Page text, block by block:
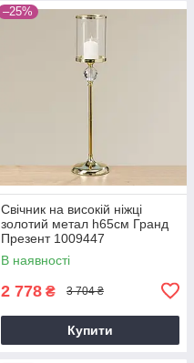
–25%
Свічник на високій ніжці
золотий метал h65см Гранд
Презент 1009447
В наявності
2 778 ₴ 3 704 ₴
Купити